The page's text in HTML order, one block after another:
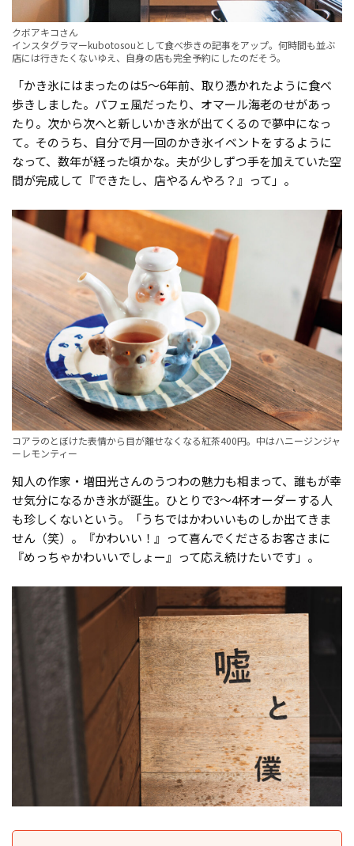
クボアキコさん
インスタグラマーkubotosouとして食べ歩きの記事をアップ。何時間も並ぶ
店には行きたくないゆえ、自身の店も完全予約にしたのだそう。
「かき氷にはまったのは5〜6年前、取り憑かれたように食べ
歩きしました。パフェ風だったり、オマール海老のせがあっ
たり。次から次へと新しいかき氷が出てくるので夢中になっ
て。そのうち、自分で月一回のかき氷イベントをするように
なって、数年が経った頃かな。夫が少しずつ手を加えていた空
間が完成して『できたし、店やるんやろ？』って」。
コアラのとぼけた表情から目が離せなくなる紅茶400円。中はハニージンジャ
ーレモンティー
知人の作家・増田光さんのうつわの魅力も相まって、誰もが幸
せ気分になるかき氷が誕生。ひとりで3〜4杯オーダーする人
も珍しくないという。「うちではかわいいものしか出てきま
せん（笑）。『かわいい！』って喜んでくださるお客さまに
『めっちゃかわいいでしょー』って応え続けたいです」。